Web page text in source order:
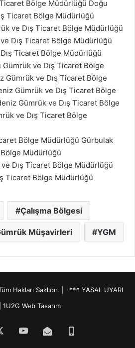
Bölge Müdürlüğü Doğu
Ticaret Bölge Müdürlüğü
ve Dış Ticaret Bölge Müdürlüğü
Dış Ticaret Bölge Müdürlüğü
Ticaret Bölge Müdürlüğü
Gümrük ve Dış Ticaret Bölge
Gümrük ve Dış Ticaret Bölge
Gümrük ve Dış Ticaret Bölge
Gümrük ve Dış Ticaret Bölge
ve Dış Ticaret Bölge
Bölge Müdürlüğü Gürbulak
Müdürlüğü
Dış Ticaret Bölge Müdürlüğü
Ticaret Bölge Müdürlüğü
Çalışma Bölgesi
Müşavirleri YGM
Hakları Saklıdır. | *** YASAL UYARI
1U2G Web Tasarım
YouTube